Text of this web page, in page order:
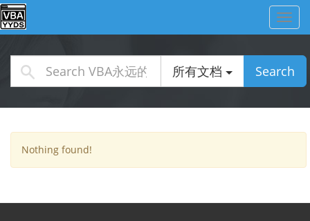
所有文档 Search
Nothing found!